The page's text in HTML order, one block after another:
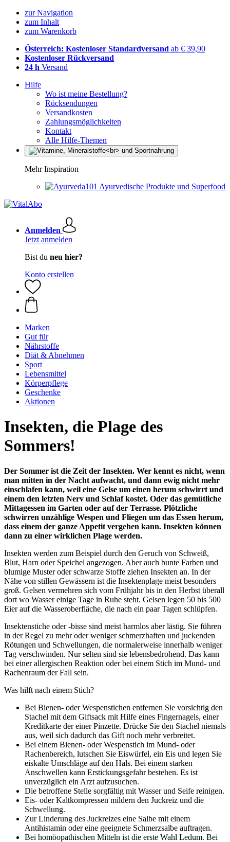
zur Navigation
zum Inhalt
zum Warenkorb
Österreich: Kostenloser Standardversand ab € 39,90
Kostenloser Rückversand
24 h Versand
Hilfe
Wo ist meine Bestellung?
Rücksendungen
Versandkosten
Zahlungsmöglichkeiten
Kontakt
Alle Hilfe-Themen
Mehr Inspiration
Ayurvedische Produkte und Superfood
Anmelden
Jetzt anmelden
Bist du neu hier?
Konto erstellen
Marken
Gut für
Nährstoffe
Diät & Abnehmen
Sport
Lebensmittel
Körperpflege
Geschenke
Aktionen
Insekten, die Plage des
Sommers!
Der Sommer ist die Zeit der Insekten. Wer kennt es nicht, wenn
man mitten in der Nacht aufwacht, und dann ewig nicht mehr
einschlafen kann, weil eine Gelse um einen herum schwirrt und
einem den letzten Nerv und Schlaf kostet. Oder das gemütliche
Mittagessen im Garten oder auf der Terrasse. Plötzliche
schwirren unzählige Wespen und Fliegen um das Essen herum,
dass einem der ganze Appetit vergehen kann. Insekten können
dann zu einer wirklichen Plage werden.
Insekten werden zum Beispiel durch den Geruch von Schweiß,
Blut, Harn oder Speichel angezogen. Aber auch bunte Farben und
blumige Muster oder schwarze Stoffe ziehen Insekten an. In der
Nähe von stillen Gewässern ist die Insektenplage meist besonders
groß. Gelsen vermehren sich vom Frühjahr bis in den Herbst überall
dort wo Wasser einige Tage in Ruhe steht. Gelsen legen 50 bis 500
Eier auf die Wasseroberfläche, die nach ein paar Tagen schlüpfen.
Insektenstiche oder -bisse sind meist harmlos aber lästig. Sie führen
in der Regel zu mehr oder weniger schmerzhaften und juckenden
Rötungen und Schwellungen, die normalerweise innerhalb weniger
Tag verschwinden. Nur selten sind sie lebensbedrohend. Das kann
bei einer allergischen Reaktion oder bei einem Stich im Mund- und
Rachenraum der Fall sein.
Was hilft nach einem Stich?
Bei Bienen- oder Wespenstichen entfernen Sie vorsichtig den
Stachel mit dem Giftsack mit Hilfe eines Fingernagels, einer
Kreditkarte der einer Pinzette. Drücke Sie den Stachel niemals
aus, weil sich dadurch das Gift noch mehr verbreitet.
Bei einem Bienen- oder Wespenstich im Mund- oder
Rachenbereich, lutschen Sie Eiswürfel, ein Eis und legen Sie
eiskalte Umschläge auf den Hals. Bei einem starken
Anschwellen kann Erstickungsgefahr bestehen. Es ist
unverzüglich ein Arzt aufzusuchen.
Die betroffene Stelle sorgfältig mit Wasser und Seife reinigen.
Eis- oder Kaltkompressen mildern den Juckreiz und die
Schwellung.
Zur Linderung des Juckreizes eine Salbe mit einem
Antihistamin oder eine geeignete Schmerzsalbe auftragen.
Bei homöopathischen Mitteln ist die erste Wahl Ledum. Bei